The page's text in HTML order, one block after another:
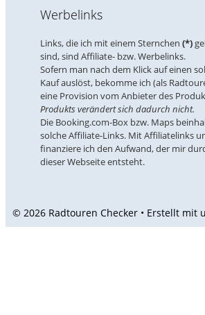
Werbelinks
Links, die ich mit einem Sternchen (*)
sind, sind Affiliate- bzw. Werbelinks.
Sofern man nach dem Klick auf einen
Kauf auslöst, bekomme ich (als
eine Provision vom Anbieter des
Produkts verändert sich dadurch nicht.
Die Booking.com-Box bzw. Maps
solche Affiliate-Links. Mit Affiliatelinks
finanziere ich den Aufwand, der mir
dieser Webseite entsteht.
© 2026 Radtouren Checker • Erstellt mit